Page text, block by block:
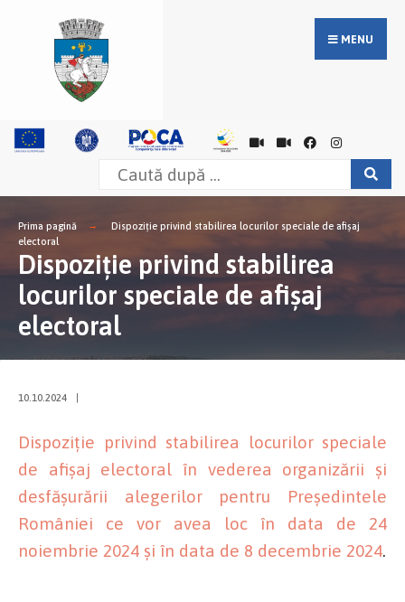
MENU
Prima pagină
Dispoziție privind stabilirea locurilor speciale de afișaj
electoral
Dispoziție privind stabilirea
locurilor speciale de afișaj
electoral
10.10.2024
Dispoziție privind stabilirea locurilor speciale
de afișaj electoral în vederea organizării și
desfășurării alegerilor pentru Președintele
României ce vor avea loc în data de 24
noiembrie 2024 și în data de 8 decembrie 2024.